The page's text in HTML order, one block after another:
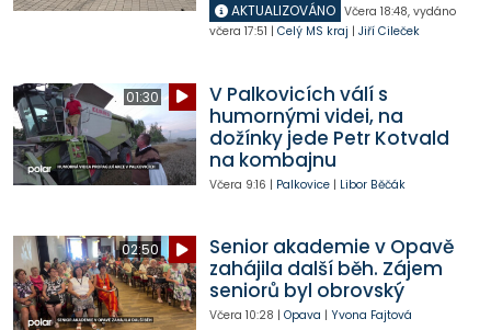
AKTUALIZOVÁNO Včera 18:48, vydáno
včera 17:51 | Celý MS kraj | Jiří Cileček
01:30
V Palkovicích válí s
humornými videi, na
dožínky jede Petr Kotvald
na kombajnu
Včera 9:16 | Palkovice| Libor Běčák
02:50
Senior akademie v Opavě
zahájila další běh. Zájem
seniorů byl obrovský
Včera 10:28 | Opava | Yvona Fajtová